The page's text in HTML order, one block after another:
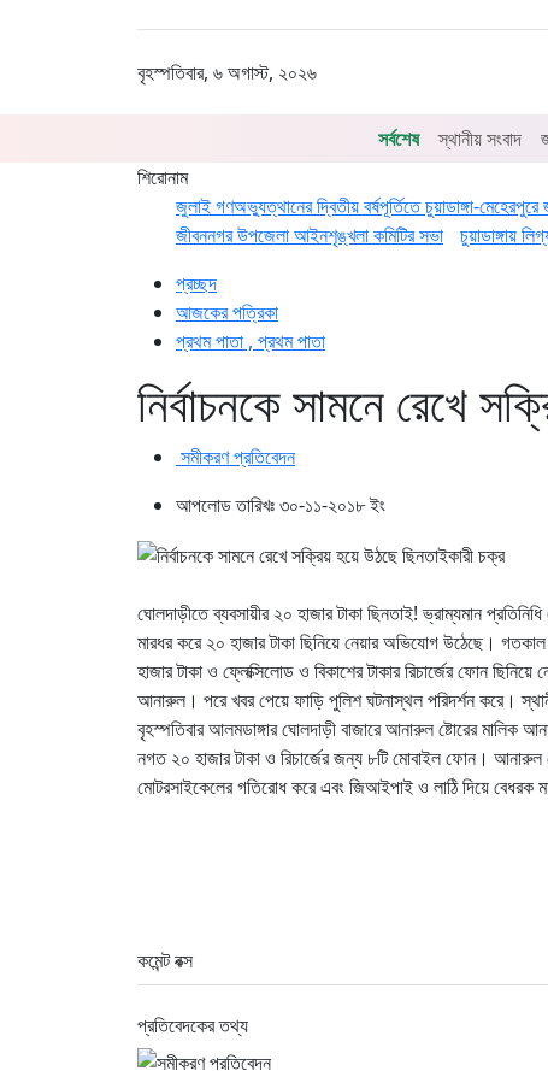
বৃহস্পতিবার, ৬ অগাস্ট, ২০২৬
সর্বশেষ স্থানীয় সংবাদ
শিরোনাম
জুলাই গণঅভ্যুত্থানের দ্বিতীয় বর্ষপূর্তিতে চুয়াডাঙ্গা-মেহেরপুরে
জীবননগর উপজেলা আইনশৃঙ্খলা কমিটির সভা
চুয়াডাঙ্গায়
প্রচ্ছদ
আজকের পত্রিকা
প্রথম পাতা , প্রথম পাতা
নির্বাচনকে সামনে রেখে
সমীকরণ প্রতিবেদন
আপলোড তারিখঃ ৩০-১১-২০১৮ ইং
ঘোলদাড়ীতে ব্যবসায়ীর ২০ হাজার টাকা ছিনতাই! ভ্রাম্যমান
মারধর করে ২০ হাজার টাকা ছিনিয়ে নেয়ার অভিযোগ উঠেছে।
হাজার টাকা ও ফ্লেক্সিলোড ও বিকাশের টাকার রিচার্জের ফোন
আনারুল। পরে খবর পেয়ে ফাড়ি পুলিশ ঘটনাস্থল পরিদর্শন করে।
বৃহস্পতিবার আলমডাঙ্গার ঘোলদাড়ী বাজারে আনারুল ষ্টোরের মালিক
নগত ২০ হাজার টাকা ও রিচার্জের জন্য ৮টি মোবাইল ফোন। আনারুল
মোটরসাইকেলের গতিরোধ করে এবং জিআইপাই ও লাঠি দিয়ে বেধরক
কমেন্ট বক্স
প্রতিবেদকের তথ্য